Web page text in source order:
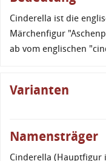
Cinderella ist die
Märchenfigur
ab vom englischen
Varianten
Namensträger
Cinderella (Hauptfigur